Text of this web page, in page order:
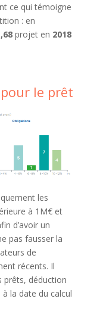
ce qui témoigne
: en
projet en 2018
le prêt
les
à 1M€ et
d’avoir un
pas fausser la
de
récents. Il
prêts, déduction
la date du calcul